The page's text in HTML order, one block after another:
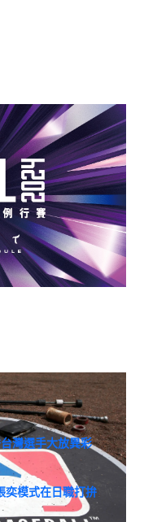
灣選手大放異彩
奕模式在日職打拚